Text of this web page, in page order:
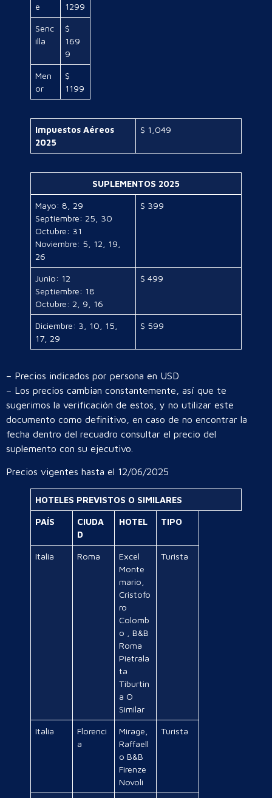
e
1299
Senc
illa
$
169
9
Men
or
$
1199
Impuestos Aéreos
2025
$ 1,049
SUPLEMENTOS 2025
Mayo: 8, 29
Septiembre: 25, 30
Octubre: 31
Noviembre: 5, 12, 19,
26
$ 399
Junio: 12
Septiembre: 18
Octubre: 2, 9, 16
$ 499
Diciembre: 3, 10, 15,
17, 29
$ 599
– Precios indicados por persona en USD
– Los precios cambian constantemente, así que te
sugerimos la verificación de estos, y no utilizar este
documento como definitivo, en caso de no encontrar la
fecha dentro del recuadro consultar el precio del
suplemento con su ejecutivo.
Precios vigentes hasta el 12/06/2025
HOTELES PREVISTOS O SIMILARES
PAÍS
CIUDA
D
HOTEL TIPO
Italia Roma
Excel
Monte
mario,
Cristofo
ro
Colomb
o , B&B
Roma
Pietrala
ta
Tiburtin
a O
Similar
Turista
Italia
Florenci
a
Mirage,
Raffaell
o B&B
Firenze
Novoli
Turista